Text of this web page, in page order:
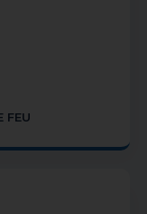
FEU